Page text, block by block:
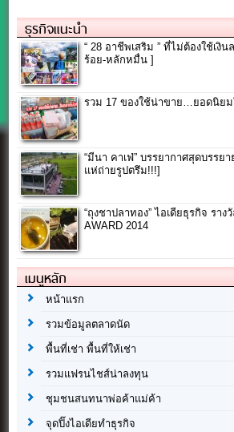
ธุรกิจแนะนำ
“ 28 อาชีพเสริม ” ที่ไม่ต้องใช้เงิ
ร้อย-หลักหมื่น ]
รวม 17 ของใช้น่าขาย…ยอดนิย
“มีนา คาเฟ่” บรรยากาศสุดบรรย
แห่ถ่ายรูปตรึม!!!]
“ถุงชาปลาทอง” ไอเดียธุรกิจ ราง
AWARD 2014
เมนูหลัก
หน้าแรก
รวมข้อมูลตลาดนัด
พื้นที่เช่า พื้นที่ให้เช่า
รวมแฟรนไชส์น่าลงทุน
ชุมชนสนทนาพ่อค้าแม่ค้า
จุดปิ๊งไอเดียทำธุรกิจ